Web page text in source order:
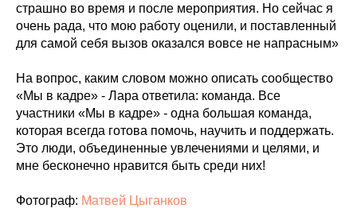
страшно во время и после мероприятия. Но сейчас я
очень рада, что мою работу оценили, и поставленный
для самой себя вызов оказался вовсе не напрасным»
На вопрос, каким словом можно описать сообщество
«Мы в кадре» - Лара ответила: команда. Все
участники «Мы в кадре» - одна большая команда,
которая всегда готова помочь, научить и поддержать.
Это люди, объединенные увлечениями и целями, и
мне бесконечно нравится быть среди них!
Фотограф: Матвей Цыганков